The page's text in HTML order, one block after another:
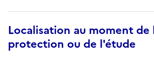
Localisation au moment de
protection ou de l'étude